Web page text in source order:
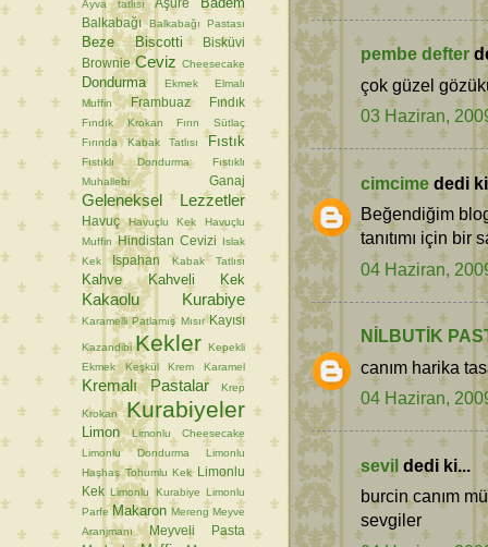
pembe defter
çok güzel
03 Haziran,
cimcime dedi
Beğendiğim
tanıtımı için bir
04 Haziran,
NİLBUTİK
canım harika
04 Haziran,
sevil dedi ki...
burcin canım
sevgiler
Ayva tatlısı Aşure
Balkabağı Balkabağı Pastası
Beze Biscotti
Bisküvi
Brownie Ceviz Cheesecake
Dondurma Ekmek
Elmalı
Muffin
Frambuaz Fındık
Fındık Krokan
Fırın Sütlaç
Fırında Kabak Tatlısı
Fıstık
Fıstıklı Dondurma
Fıstıklı
Muhallebi
Ganaj
Geleneksel Lezzetler
Havuç Havuçlu Kek
Havuçlu
Muffin Hindistan Cevizi
Islak
Kek
Ispahan Kabak Tatlısı
Kahve Kahveli Kek
Kakaolu Kurabiye
Karamelli Patlamış Mısır Kayısı
Kazandibi Kekler Kepekli
Ekmek
Keşkül Krem Karamel
Kremalı Pastalar Krep
Krokan Kurabiyeler
Limon
Limonlu Cheesecake
Limonlu Dondurma
Limonlu
Haşhaş Tohumlu Kek
Limonlu
Kek Limonlu Kurabiye Limonlu
Parfe Makaron Mereng Meyve
Aranjmanı
Meyveli Pasta